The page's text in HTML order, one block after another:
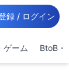
録 / ログイン
ゲーム BtoB・